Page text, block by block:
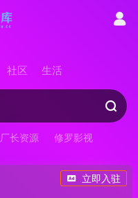
社区 生活
厂长资源 修罗影视
立即入驻